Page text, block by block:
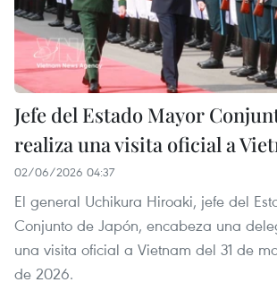
Jefe del Estado Mayor
realiza una visita oficial a
02/06/2026 04:37
El general Uchikura Hiroaki, jefe del
Conjunto de Japón, encabeza una
una visita oficial a Vietnam del 31 de
de 2026.